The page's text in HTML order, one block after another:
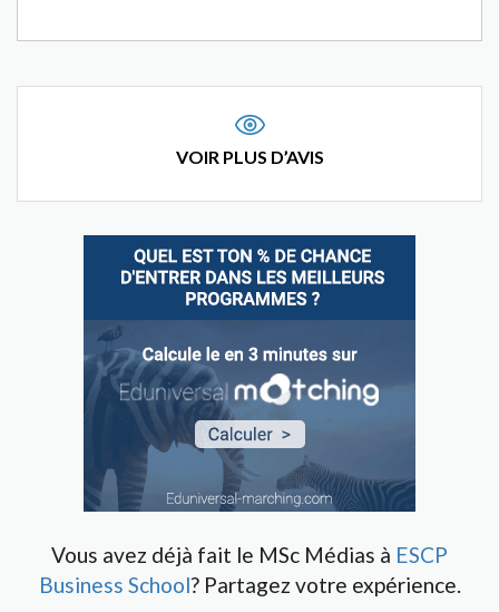
VOIR PLUS D’AVIS
Vous avez déjà fait le MSc Médias à ESCP
Business School? Partagez votre expérience.